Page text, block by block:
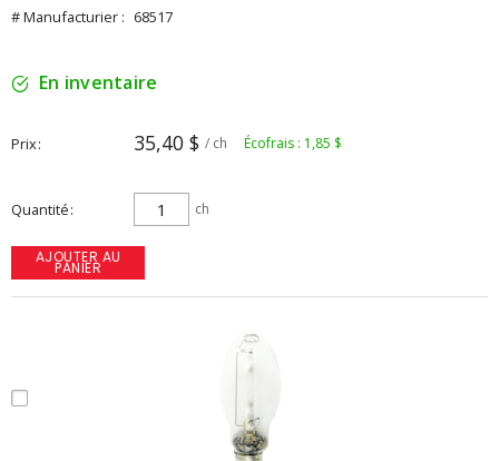
# Manufacturier : 68517
En inventaire
Prix 35,40 $ / ch Écofrais : 1,85 $
Quantité ch
AJOUTER AU
PANIER